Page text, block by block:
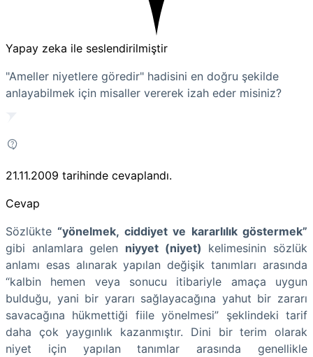
Yapay zeka ile seslendirilmiştir
"Ameller niyetlere göredir" hadisini en doğru şekilde
anlayabilmek için misaller vererek izah eder misiniz?
21.11.2009 tarihinde cevaplandı.
Cevap
Sözlükte “yönelmek, ciddiyet ve kararlılık göstermek”
gibi anlamlara gelen niyyet (niyet) kelimesinin sözlük
anlamı esas alınarak yapılan değişik tanımları arasında
“kalbin hemen veya sonucu itibariyle amaça uygun
bulduğu, yani bir yararı sağlayacağına yahut bir zararı
savacağına hükmettiği fiile yönelmesi” şeklindeki tarif
daha çok yaygınlık kazanmıştır. Dini bir terim olarak
niyet için yapılan tanımlar arasında genellikle